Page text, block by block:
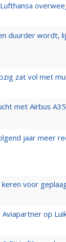
duurder wordt,
zat vol met
met Airbus
jaar meer
voor
Aviapartner op